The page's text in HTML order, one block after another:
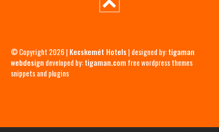
© Copyright 2026 | Kecskemét Hotels | designed by:tigaman
webdesign developed by:tigaman.com free wordpress themes
snippets and plugins